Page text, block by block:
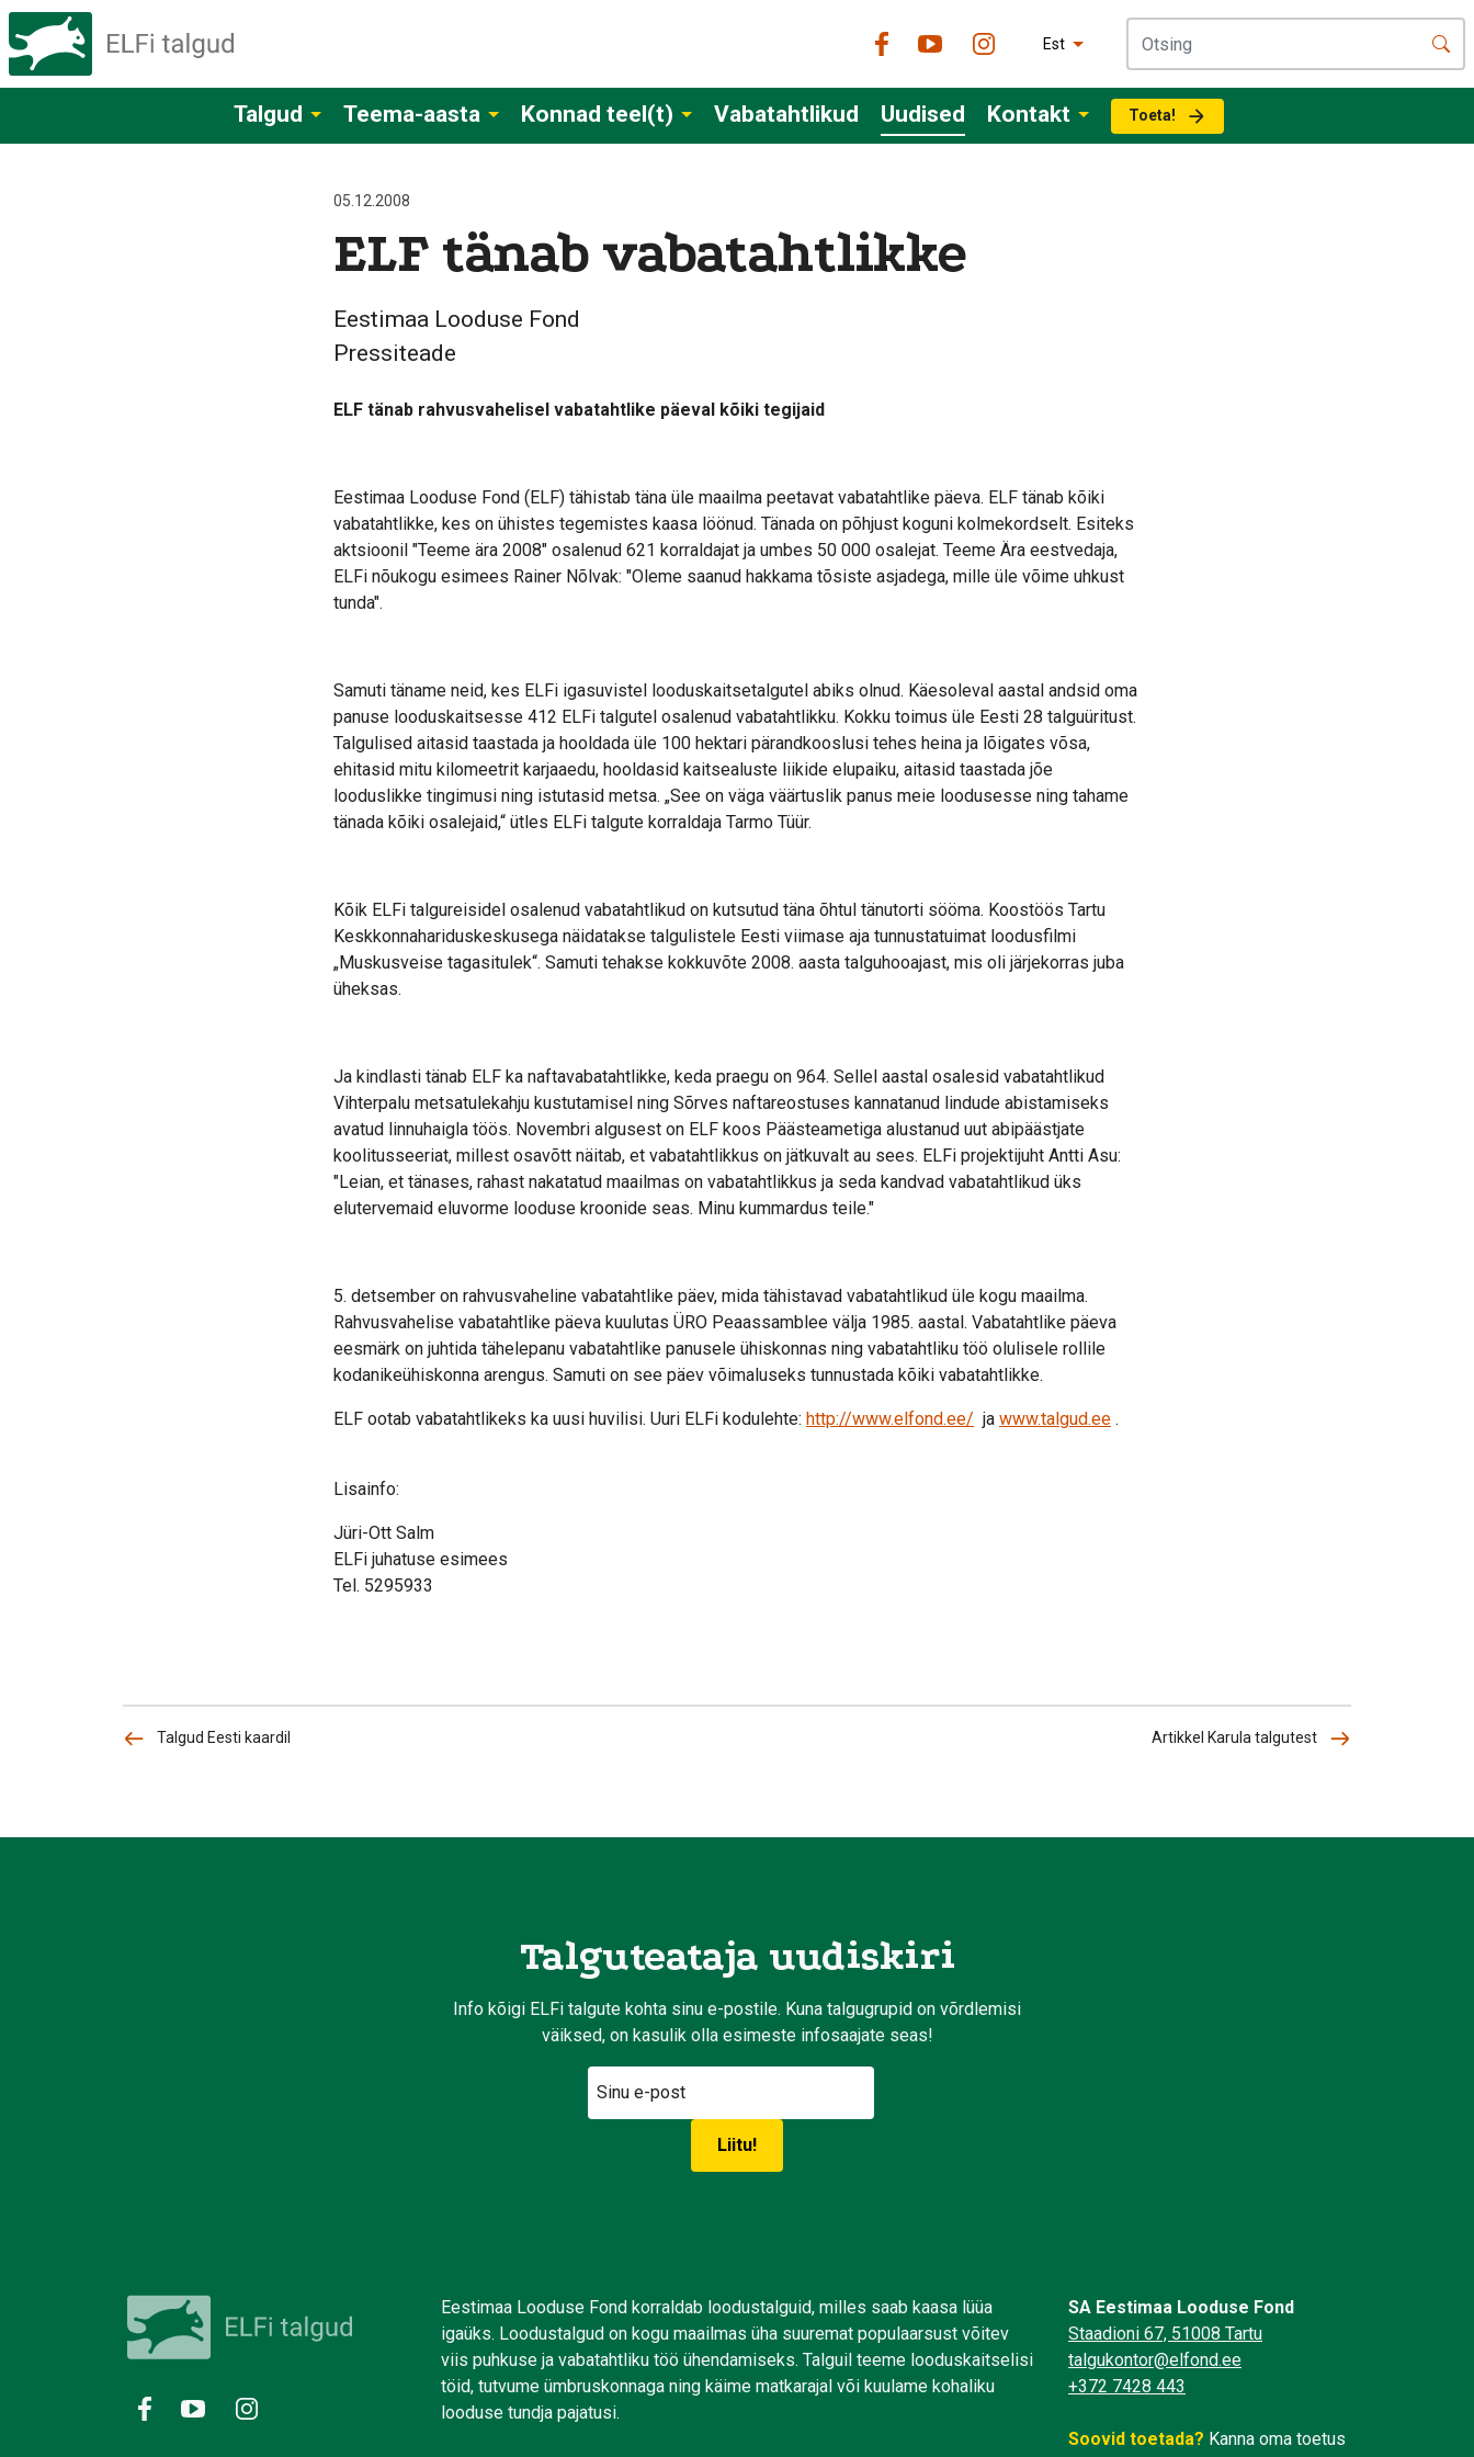
Est
Talgud Teema-aasta Konnad teel(t) Vabatahtlikud Uudised Kontakt Toeta!
05.12.2008
ELF tänab vabatahtlikke
Eestimaa Looduse Fond
Pressiteade
ELF tänab rahvusvahelisel vabatahtlike päeval kõiki tegijaid
Eestimaa Looduse Fond (ELF) tähistab täna üle maailma peetavat vabatahtlike päeva. ELF tänab kõiki
vabatahtlikke, kes on ühistes tegemistes kaasa löönud. Tänada on põhjust koguni kolmekordselt. Esiteks
aktsioonil "Teeme ära 2008" osalenud 621 korraldajat ja umbes 50 000 osalejat. Teeme Ära eestvedaja,
ELFi nõukogu esimees Rainer Nõlvak: "Oleme saanud hakkama tõsiste asjadega, mille üle võime uhkust
tunda".
Samuti täname neid, kes ELFi igasuvistel looduskaitsetalgutel abiks olnud. Käesoleval aastal andsid oma
panuse looduskaitsesse 412 ELFi talgutel osalenud vabatahtlikku. Kokku toimus üle Eesti 28 talguüritust.
Talgulised aitasid taastada ja hooldada üle 100 hektari pärandkooslusi tehes heina ja lõigates võsa,
ehitasid mitu kilomeetrit karjaaedu, hooldasid kaitsealuste liikide elupaiku, aitasid taastada jõe
looduslikke tingimusi ning istutasid metsa. „See on väga väärtuslik panus meie loodusesse ning tahame
tänada kõiki osalejaid,“ ütles ELFi talgute korraldaja Tarmo Tüür.
Kõik ELFi talgureisidel osalenud vabatahtlikud on kutsutud täna õhtul tänutorti sööma. Koostöös Tartu
Keskkonnahariduskeskusega näidatakse talgulistele Eesti viimase aja tunnustatuimat loodusfilmi
„Muskusveise tagasitulek“. Samuti tehakse kokkuvõte 2008. aasta talguhooajast, mis oli järjekorras juba
üheksas.
Ja kindlasti tänab ELF ka naftavabatahtlikke, keda praegu on 964. Sellel aastal osalesid vabatahtlikud
Vihterpalu metsatulekahju kustutamisel ning Sõrves naftareostuses kannatanud lindude abistamiseks
avatud linnuhaigla töös. Novembri algusest on ELF koos Päästeametiga alustanud uut abipäästjate
koolitusseeriat, millest osavõtt näitab, et vabatahtlikkus on jätkuvalt au sees. ELFi projektijuht Antti Asu:
"Leian, et tänases, rahast nakatatud maailmas on vabatahtlikkus ja seda kandvad vabatahtlikud üks
elutervemaid eluvorme looduse kroonide seas. Minu kummardus teile."
5. detsember on rahvusvaheline vabatahtlike päev, mida tähistavad vabatahtlikud üle kogu maailma.
Rahvusvahelise vabatahtlike päeva kuulutas ÜRO Peaassamblee välja 1985. aastal. Vabatahtlike päeva
eesmärk on juhtida tähelepanu vabatahtlike panusele ühiskonnas ning vabatahtliku töö olulisele rollile
kodanikeühiskonna arengus. Samuti on see päev võimaluseks tunnustada kõiki vabatahtlikke.
ELF ootab vabatahtlikeks ka uusi huvilisi. Uuri ELFi kodulehte: http://www.elfond.ee/ ja www.talgud.ee .
Lisainfo:
Jüri-Ott Salm
ELFi juhatuse esimees
Tel. 5295933
Talgud Eesti kaardil Artikkel Karula talgutest
Talguteataja uudiskiri
Info kõigi ELFi talgute kohta sinu e-postile. Kuna talgugrupid on võrdlemisi
väiksed, on kasulik olla esimeste infosaajate seas!
Eestimaa Looduse Fond korraldab loodustalguid, milles saab kaasa lüüa
igaüks. Loodustalgud on kogu maailmas üha suuremat populaarsust võitev
viis puhkuse ja vabatahtliku töö ühendamiseks. Talguil teeme looduskaitselisi
töid, tutvume ümbruskonnaga ning käime matkarajal või kuulame kohaliku
looduse tundja pajatusi.
SA Eestimaa Looduse Fond
Staadioni 67, 51008 Tartu
talgukontor@elfond.ee
+372 7428 443
Soovid toetada? Kanna oma toetus